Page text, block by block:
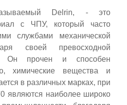
Delrin, - это
с ЧПУ, который часто
службами механической
своей превосходной
Он прочен и способен
химические вещества и
в различных марках, при
являются наиболее широко